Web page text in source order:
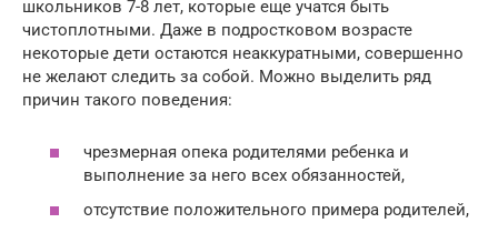
школьников 7-8 лет, которые еще учатся быть
чистоплотными. Даже в подростковом возрасте
некоторые дети остаются неаккуратными, совершенно
не желают следить за собой. Можно выделить ряд
причин такого поведения:
чрезмерная опека родителями ребенка и
выполнение за него всех обязанностей,
отсутствие положительного примера родителей,